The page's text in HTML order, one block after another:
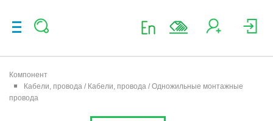
Компонент
Кабели, провода / Кабели, провода / Одножильные монтажные
провода